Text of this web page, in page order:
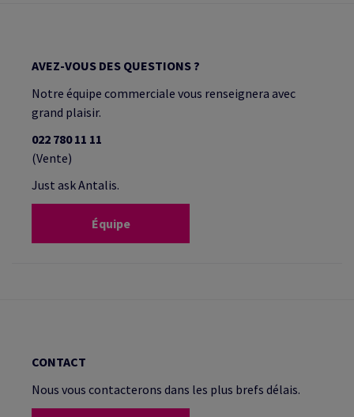
AVEZ-VOUS DES QUESTIONS ?
Notre équipe commerciale vous renseignera avec
grand plaisir.
022 780 11 11
(Vente)
Just ask Antalis.
Équipe
CONTACT
Nous vous contacterons dans les plus brefs délais.